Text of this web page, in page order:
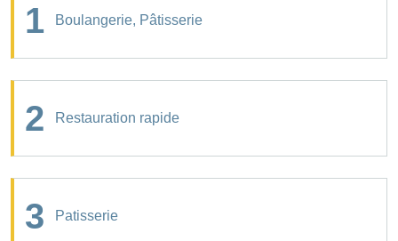
1 Boulangerie, Pâtisserie
2 Restauration rapide
3 Patisserie